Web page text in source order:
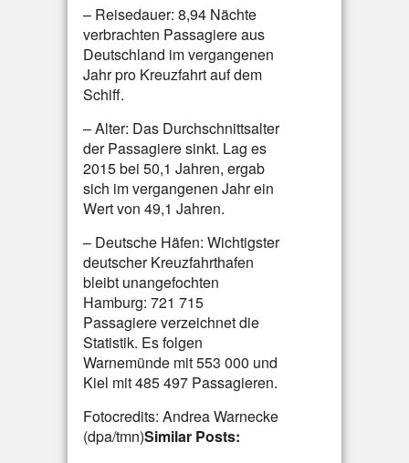
– Reisedauer: 8,94 Nächte
verbrachten Passagiere aus
Deutschland im vergangenen
Jahr pro Kreuzfahrt auf dem
Schiff.
– Alter: Das Durchschnittsalter
der Passagiere sinkt. Lag es
2015 bei 50,1 Jahren, ergab
sich im vergangenen Jahr ein
Wert von 49,1 Jahren.
– Deutsche Häfen: Wichtigster
deutscher Kreuzfahrthafen
bleibt unangefochten
Hamburg: 721 715
Passagiere verzeichnet die
Statistik. Es folgen
Warnemünde mit 553 000 und
Kiel mit 485 497 Passagieren.
Fotocredits: Andrea Warnecke
(dpa/tmn)Similar Posts: